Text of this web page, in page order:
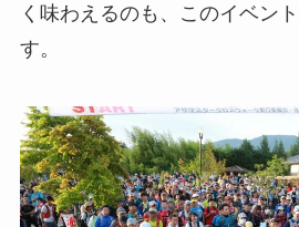
く味わえるのも、このイベン
す。